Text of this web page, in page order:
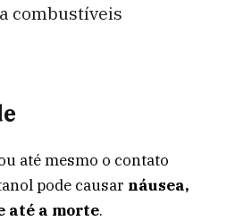
combustíveis
até mesmo o contato
pode causar náusea,
até a morte.